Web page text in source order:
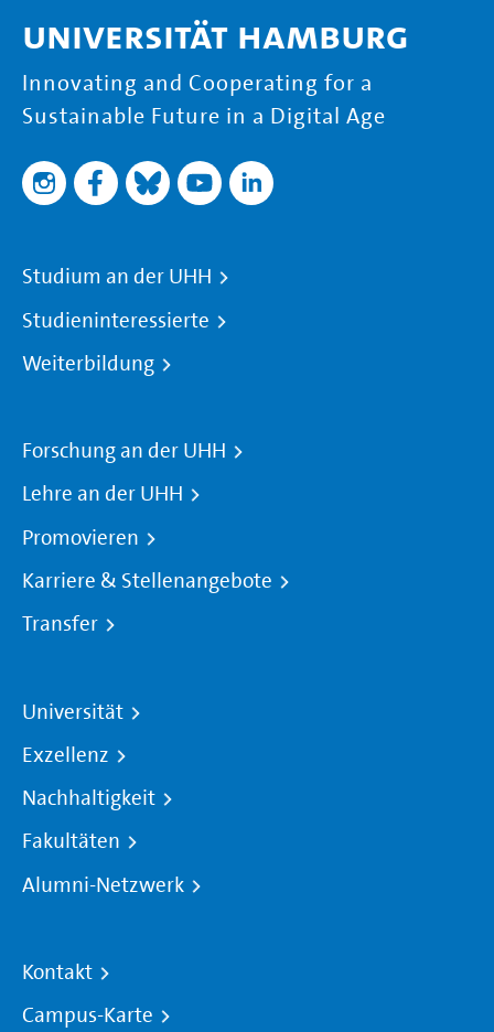
Universität Hamburg
Innovating and Cooperating for a
Sustainable Future in a Digital Age
Studium an der UHH
Studieninteressierte
Weiterbildung
Forschung an der UHH
Lehre an der UHH
Promovieren
Karriere & Stellenangebote
Transfer
Universität
Exzellenz
Nachhaltigkeit
Fakultäten
Alumni-Netzwerk
Kontakt
Campus-Karte